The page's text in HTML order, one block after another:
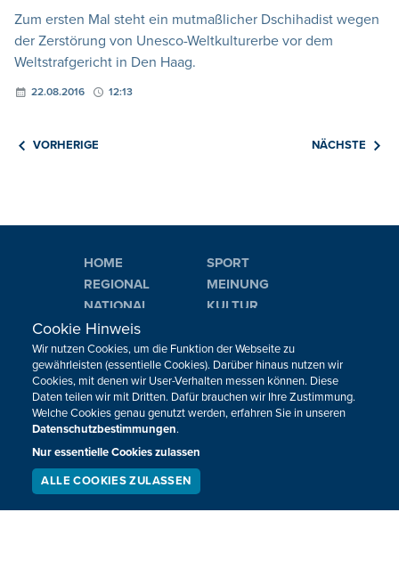
Zum ersten Mal steht ein mutmaßlicher Dschihadist wegen
der Zerstörung von Unesco-Weltkulturerbe vor dem
Weltstrafgericht in Den Haag.
22.08.2016 12:13
VORHERIGE NÄCHSTE
HOME
REGIONAL
NATIONAL
INTERNATIONAL
SPORT
MEINUNG
KULTUR
Neuigkeiten zum BRF als Newsletter
JETZT ANMELDEN
Cookie Hinweis
Wir nutzen Cookies, um die Funktion der Webseite zu
gewährleisten (essentielle Cookies). Darüber hinaus nutzen wir
Cookies, mit denen wir User-Verhalten messen können. Diese
Daten teilen wir mit Dritten. Dafür brauchen wir Ihre Zustimmung.
Welche Cookies genau genutzt werden, erfahren Sie in unseren
Datenschutzbestimmungen.
Nur essentielle Cookies zulassen
ALLE COOKIES ZULASSEN
LIVESTREAM